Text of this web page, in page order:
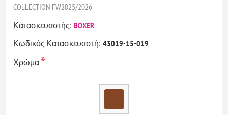
COLLECTION FW2025/2026
Κατασκευαστής: BOXER
Κωδικός Κατασκευαστή: 43019-15-019
Χρώμα*